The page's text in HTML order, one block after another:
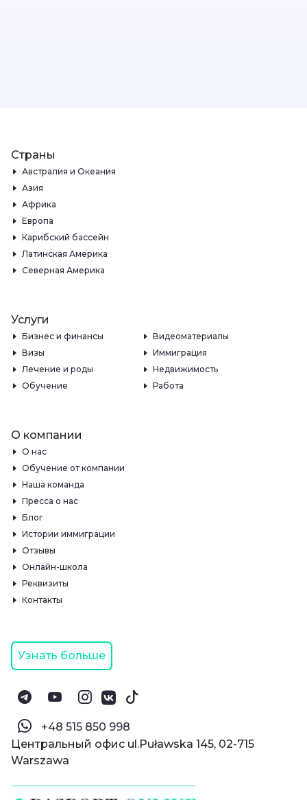
Страны
Австралия и Океания
Азия
Африка
Европа
Карибский бассейн
Латинская Америка
Северная Америка
Услуги
Бизнес и финансы
Видеоматериалы
Визы
Иммиграция
Лечение и роды
Недвижимость
Обучение
Работа
О компании
О нас
Обучение от компании
Наша команда
Пресса о нас
Блог
Истории иммиграции
Отзывы
Онлайн-школа
Реквизиты
Контакты
Узнать больше
‪+48 515 850 998‬
Центральный офис ul.Puławska 145, 02-715
Warszawa